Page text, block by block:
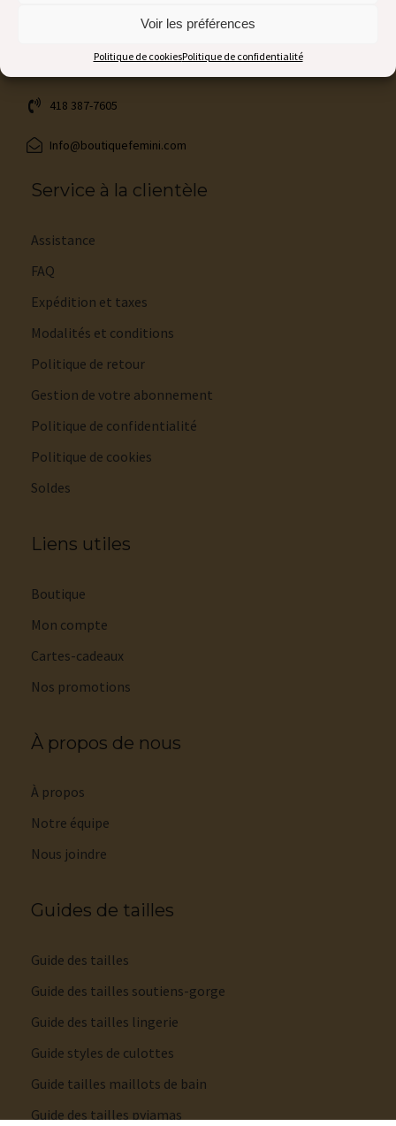
Voir les préférences
Politique de cookiesPolitique de confidentialité
1116, Blvd Vachon Nord
Canada G6E 1N7
418 387-7605
Info@boutiquefemini.com
Service à la clientèle
Assistance
FAQ
Expédition et taxes
Modalités et conditions
Politique de retour
Gestion de votre abonnement
Politique de confidentialité
Politique de cookies
Soldes
Liens utiles
Boutique
Mon compte
Cartes-cadeaux
Nos promotions
À propos de nous
À propos
Notre équipe
Nous joindre
Guides de tailles
Guide des tailles
Guide des tailles soutiens-gorge
Guide des tailles lingerie
Guide styles de culottes
Guide tailles maillots de bain
Guide des tailles pyjamas